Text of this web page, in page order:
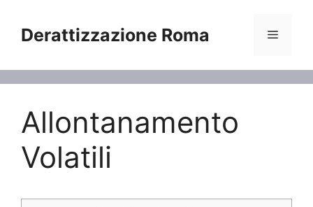
contenuto
Derattizzazione Roma Menu
Allontanamento
Volatili